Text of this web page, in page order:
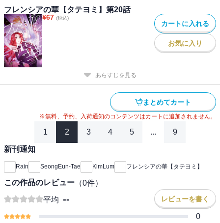
フレンシアの華【タテヨミ】第20話
¥67 (税込)
カートに入れる
お気に入り
あらすじを見る
まとめてカート
※無料、予約、入荷通知のコンテンツはカートに追加されません。
1 2 3 4 5 ... 9
新刊通知
Rain SeongEun-Tae KimLum フレンシアの華【タテヨミ】
この作品のレビュー （0件）
平均 -- レビューを書く
0